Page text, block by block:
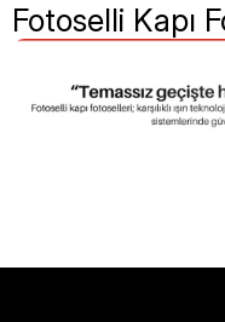
Fotoselli Kapı